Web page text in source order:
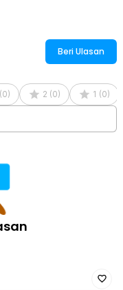
Punggung Cross
Beri Ulasan
(0) 2 (0) 1 (0)